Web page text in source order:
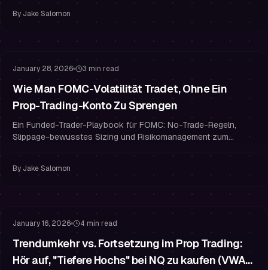
schützen.
By Jake Salomon
January 28, 2026 3 min read
Wie Man FOMC-Volatilität Tradet, Ohne Ein
Prop-Trading-Konto Zu Sprengen
Ein Funded-Trader-Playbook für FOMC: No-Trade-Regeln,
Slippage-bewusstes Sizing und Risikomanagement zum
By Jake Salomon
Challenge Bestehen Risikomanagement
January 16, 2026 4 min read
Trendumkehr vs. Fortsetzung im Prop Trading:
Hör auf, "Tiefere Hochs" bei NQ zu kaufen (VWAP